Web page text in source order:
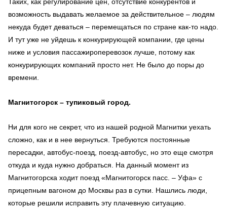
возможность выдавать желаемое за действительное – людям
некуда будет деваться – перемещаться по стране как-то надо.
И тут уже не уйдешь к конкурирующей компании, где цены
ниже и условия пассажироперевозок лучше, потому как
конкурирующих компаний просто нет. Не было до поры до
времени.
Магнитогорск – тупиковый город.
Ни для кого не секрет, что из нашей родной Магнитки уехать
сложно, как и в нее вернуться. Требуются постоянные
пересадки, автобус-поезд, поезд-автобус, но это еще смотря
откуда и куда нужно добраться. На данный момент из
Магнитогорска ходит поезд «Магнитогорск пасс. – Уфа» с
прицепным вагоном до Москвы раз в сутки. Нашлись люди,
которые решили исправить эту плачевную ситуацию.